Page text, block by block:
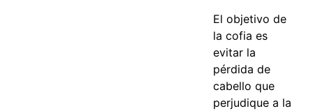
El objetivo de
la cofia es
evitar la
pérdida de
cabello que
perjudique a la